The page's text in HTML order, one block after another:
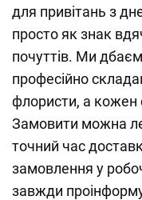
для привітань з
просто як знак
почуттів. Ми
професійно
флористи, а кожен
Замовити можна
точний час
замовлення у
завжди